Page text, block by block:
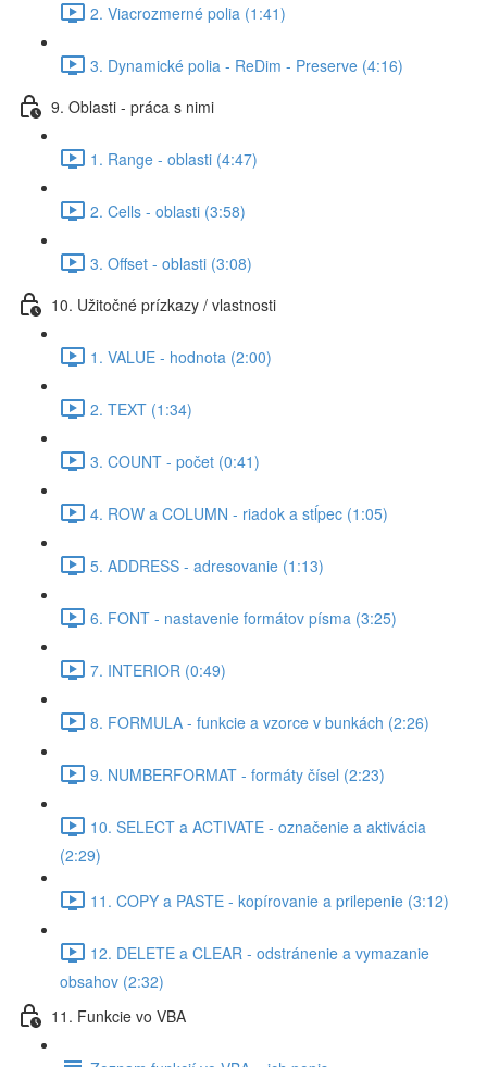
2. Viacrozmerné polia (1:41)
3. Dynamické polia - ReDim - Preserve (4:16)
9. Oblasti - práca s nimi
1. Range - oblasti (4:47)
2. Cells - oblasti (3:58)
3. Offset - oblasti (3:08)
10. Užitočné prízkazy / vlastnosti
1. VALUE - hodnota (2:00)
2. TEXT (1:34)
3. COUNT - počet (0:41)
4. ROW a COLUMN - riadok a stĺpec (1:05)
5. ADDRESS - adresovanie (1:13)
6. FONT - nastavenie formátov písma (3:25)
7. INTERIOR (0:49)
8. FORMULA - funkcie a vzorce v bunkách (2:26)
9. NUMBERFORMAT - formáty čísel (2:23)
10. SELECT a ACTIVATE - označenie a aktivácia
(2:29)
11. COPY a PASTE - kopírovanie a prilepenie (3:12)
12. DELETE a CLEAR - odstránenie a vymazanie
obsahov (2:32)
11. Funkcie vo VBA